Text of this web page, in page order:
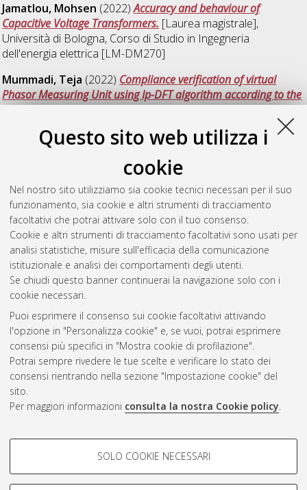
Questo sito web utilizza i
cookie
Nel nostro sito utilizziamo sia cookie tecnici necessari per il suo
funzionamento, sia cookie e altri strumenti di tracciamento
facoltativi che potrai attivare solo con il tuo consenso.
Cookie e altri strumenti di tracciamento facoltativi sono usati per
analisi statistiche, misure sull'efficacia della comunicazione
istituzionale e analisi dei comportamenti degli utenti.
Se chiudi questo banner continuerai la navigazione solo con i
cookie necessari.
Puoi esprimere il consenso sui cookie facoltativi attivando
l'opzione in "Personalizza cookie" e, se vuoi, potrai esprimere
consensi più specifici in "Mostra cookie di profilazione".
Potrai sempre rivedere le tue scelte e verificare lo stato dei
consensi rientrando nella sezione "Impostazione cookie" del
sito.
Per maggiori informazioni consulta la nostra Cookie policy.
COOKIE DI PROFILAZIONE -
Si tratta di cookie utilizzati per analizzare le caratteristiche della
SOLO COOKIE NECESSARI
Jamatlou, Mohsen (2022)Accuracy and behaviour of
Capacitive Voltage Transformers. [Laurea magistrale],
Università di Bologna, Corso di Studio in Ingegneria
dell'energia elettrica [LM-DM270]
Mummadi, Teja (2022) Compliance verification of virtual
Phasor Measuring Unit using Ip-DFT algorithm according to the
IEEE-60255-118-1(2018).[Laurea magistrale], Università di
Ingegneria dell'energia elettrica
[LM-DM270] , Documento full-text non disponibile
Manutenzione predittiva dei giunti
prevenzione dei guasti nelle reti di distribuzione in MT.[Laurea
magistrale], Università di Bologna, Corso di Studio in
Ingegneria dell’energia elettrica [LM-DM270]
Questa lista e' stata generata ilSat Aug 8 10:49:50 2026
CEST
Atom
Rss 1.0
Rss 2.0
AMS Laurea
Impostazioni Cookie
Informativa sulla privacy
Condizioni d’uso del sito